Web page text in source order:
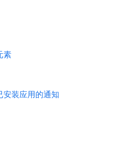
素
安装应用的通知